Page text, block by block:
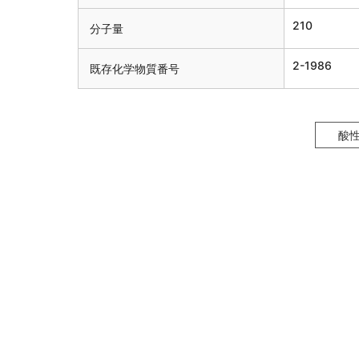
分子量 210
既存化学物質番号 2-1986
酸